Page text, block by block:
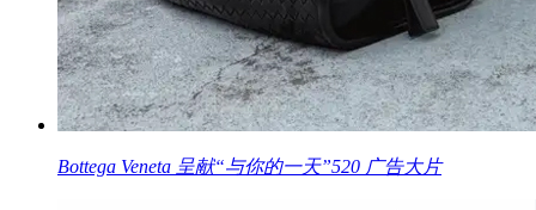
Bottega Veneta 呈献“与你的一天”520 广告大片